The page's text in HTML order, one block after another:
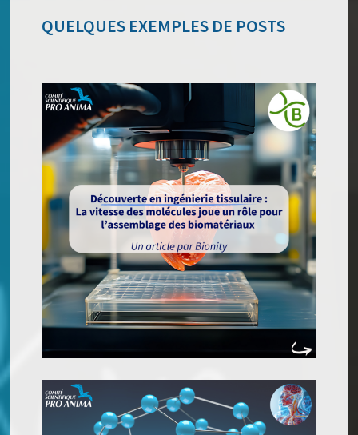
QUELQUES EXEMPLES DE POSTS